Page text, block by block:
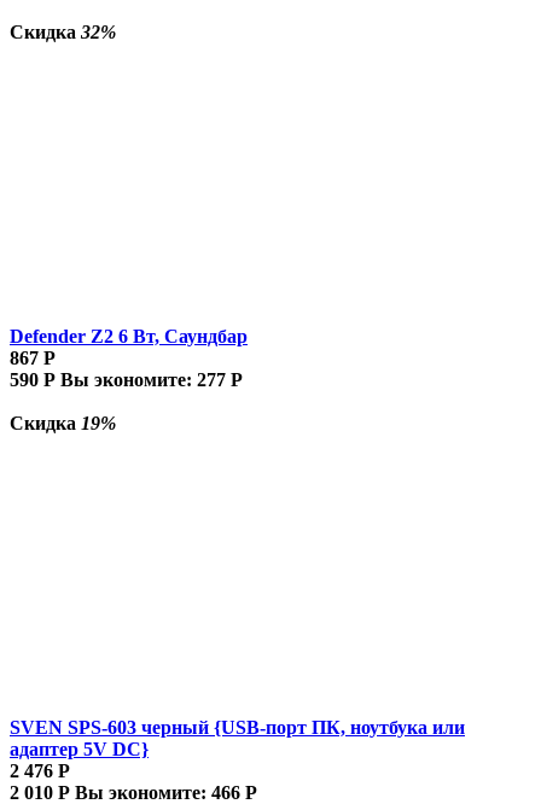
Скидка 32%
Defender Z2 6 Вт, Саундбар
867 Р
590 Р Вы экономите: 277 Р
Скидка 19%
SVEN SPS-603 черный {USB-порт ПК, ноутбука или
адаптер 5V DC}
2 476 Р
2 010 Р Вы экономите: 466 Р